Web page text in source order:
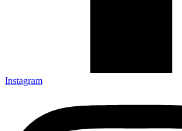
Instagram